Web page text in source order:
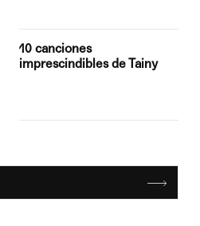
10 canciones
imprescindibles de Tainy